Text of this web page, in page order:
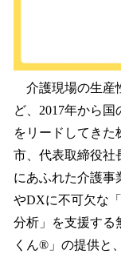
介護現場の生産
ど、2017年から
をリードしてきた
市、代表取締役社
にあふれた介護事
やDXに不可欠な
分析」を支援する
くん®」の提供と